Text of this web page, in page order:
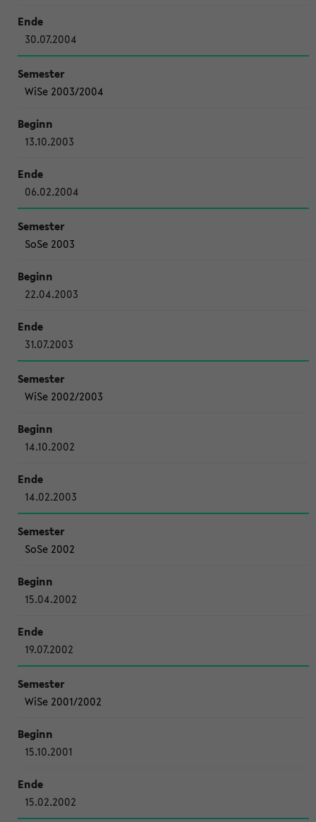
30.07.2004
WiSe 2003/2004
13.10.2003
06.02.2004
SoSe 2003
22.04.2003
31.07.2003
WiSe 2002/2003
14.10.2002
14.02.2003
SoSe 2002
15.04.2002
19.07.2002
WiSe 2001/2002
15.10.2001
15.02.2002